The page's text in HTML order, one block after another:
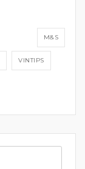
M&S
VINTIPS